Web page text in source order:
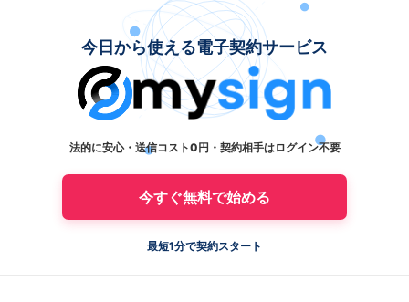
今日から使える電子契約サービス
法的に安心・送信コスト0円・契約相手はログイン不要
今すぐ無料で始める
最短1分で契約スタート